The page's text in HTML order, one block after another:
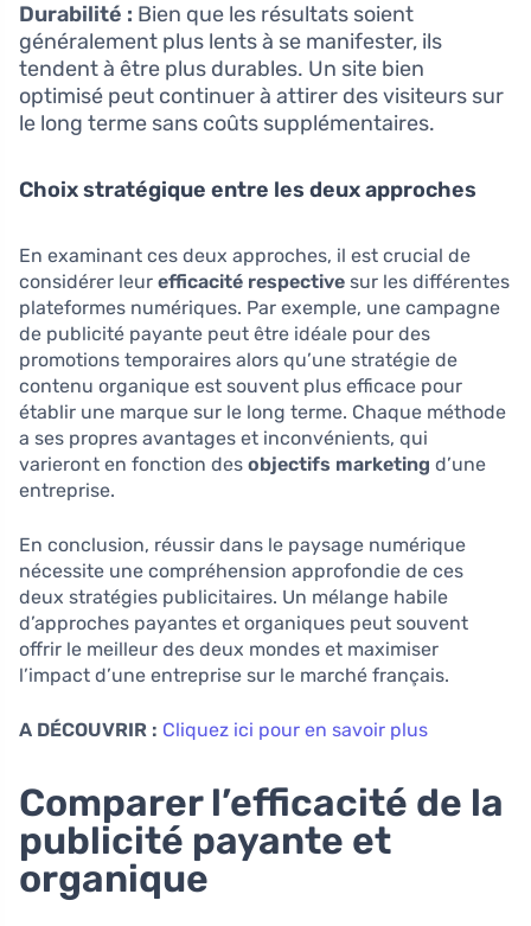
Durabilité : Bien que les résultats soient
généralement plus lents à se manifester, ils
tendent à être plus durables. Un site bien
optimisé peut continuer à attirer des visiteurs sur
le long terme sans coûts supplémentaires.
Choix stratégique entre les deux approches
En examinant ces deux approches, il est crucial de
considérer leur efficacité respective sur les différentes
plateformes numériques. Par exemple, une campagne
de publicité payante peut être idéale pour des
promotions temporaires alors qu’une stratégie de
contenu organique est souvent plus efficace pour
établir une marque sur le long terme. Chaque méthode
a ses propres avantages et inconvénients, qui
varieront en fonction des objectifs marketing d’une
entreprise.
En conclusion, réussir dans le paysage numérique
nécessite une compréhension approfondie de ces
deux stratégies publicitaires. Un mélange habile
d’approches payantes et organiques peut souvent
offrir le meilleur des deux mondes et maximiser
l’impact d’une entreprise sur le marché français.
A DÉCOUVRIR : Cliquez ici pour en savoir plus
Comparer l’efficacité de la
publicité payante et
organique